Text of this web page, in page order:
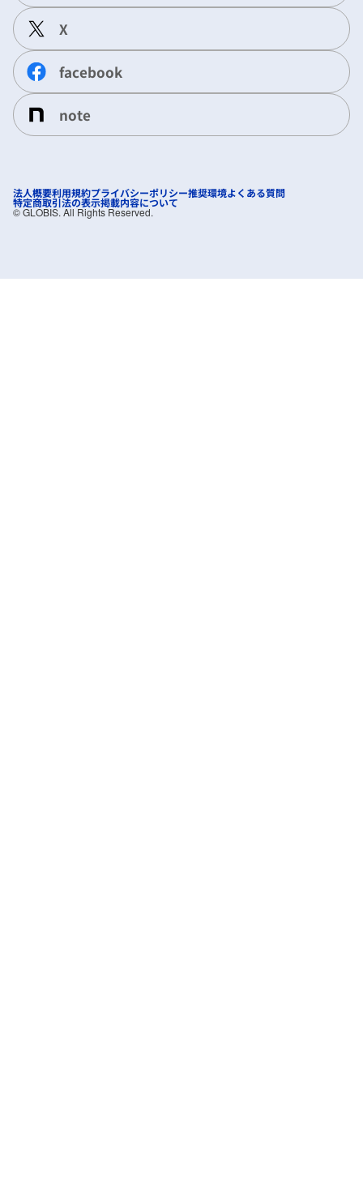
X
facebook
note
法人概要利用規約プライバシーポリシー推奨環境よくある質問
特定商取引法の表示掲載内容について
©︎ GLOBIS. All Rights Reserved.